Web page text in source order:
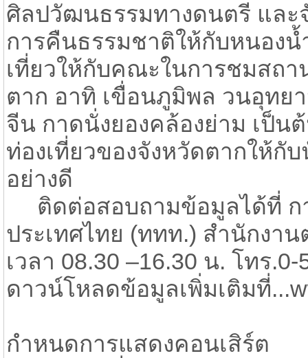
ศิลปวัฒนธรรมทางดนตรี และ
การคืนธรรมชาติให้กับหนอง
เที่ยวให้กับคณะในการชมสถ
ตาก อาทิ เขื่อนภูมิพล วนอุทย
จีน กาดนั่งยองคล้องย่าม เป็
ท่องเที่ยวของจังหวัดตากให้กั
อย่างดี
ติดต่อสอบถามข้อมูลได้ที่ ก
ประเทศไทย (ททท.) สำนักงา
เวลา 08.30 –16.30 น. โทร
ดาวน์โหลดข้อมูลเพิ่มเติมที่
กำหนดการแสดงคอนเสิร์ต